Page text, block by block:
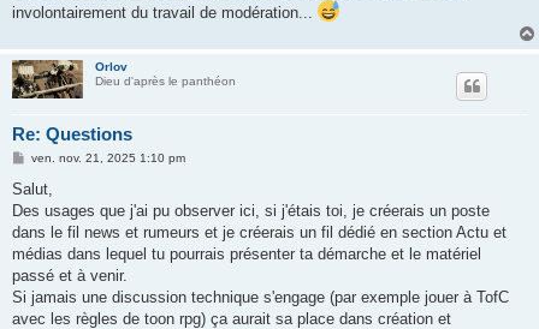
involontairement du travail de modération...
Orlov
Dieu d'après le panthéon
Re: Questions
M
s
a
g
ven. nov. 21, 2025 1:10 pm
Salut,
Des usages que j'ai pu observer ici, si j'étais toi, je créerais un poste
dans le fil news et rumeurs et je créerais un fil dédié en section Actu et
médias dans lequel tu pourrais présenter ta démarche et le matériel
passé et à venir.
Si jamais une discussion technique s'engage (par exemple jouer à TofC
avec les règles de toon rpg) ça aurait sa place dans création et